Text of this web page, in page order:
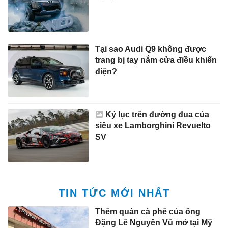
Tại sao Audi Q9 không được
trang bị tay nắm cửa điều khiển
điện?
Kỷ lục trên đường đua của
siêu xe Lamborghini Revuelto
SV
TIN TỨC MỚI NHẤT
Thêm quán cà phê của ông
Đặng Lê Nguyên Vũ mở tại Mỹ